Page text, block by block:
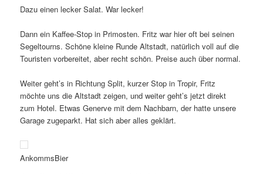
Dazu einen lecker Salat. War lecker!
Dann ein Kaffee-Stop in Primosten. Fritz war hier oft bei seinen
Segeltourns. Schöne kleine Runde Altstadt, natürlich voll auf die
Touristen vorbereitet, aber recht schön. Preise auch über normal.
Weiter geht’s in Richtung Split, kurzer Stop in Tropir, Fritz
möchte uns die Altstadt zeigen, und weiter geht’s jetzt direkt
zum Hotel. Etwas Generve mit dem Nachbarn, der hatte unsere
Garage zugeparkt. Hat sich aber alles geklärt.
AnkommsBier